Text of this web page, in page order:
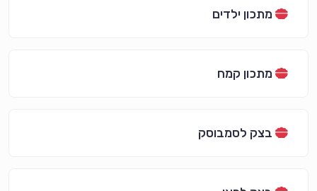
מתכון ילדים
מתכון קמח
בצק לסמבוסק